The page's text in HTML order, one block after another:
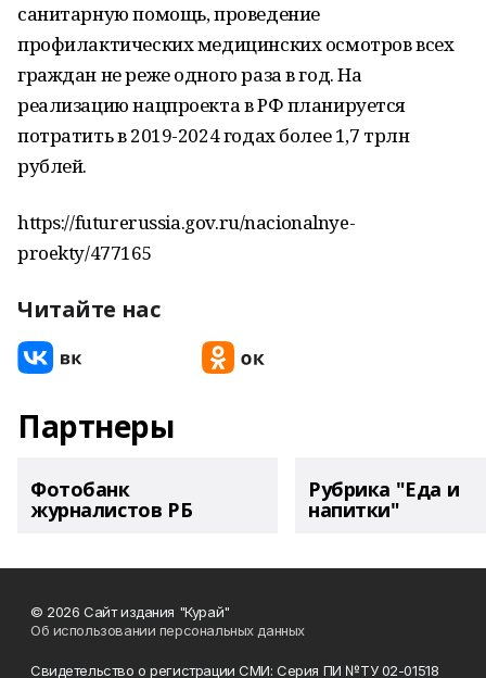
санитарную помощь, проведение
профилактических медицинских осмотров всех
граждан не реже одного раза в год. На
реализацию нацпроекта в РФ планируется
потратить в 2019-2024 годах более 1,7 трлн
рублей.
https://futurerussia.gov.ru/nacionalnye-
proekty/477165
Читайте нас
Партнеры
Фотобанк
журналистов РБ
Рубрика "Еда и
напитки"
© 2026 Сайт издания "Курай"
Об использовании персональных данных
Свидетельство о регистрации СМИ: Серия ПИ №ТУ 02-01518